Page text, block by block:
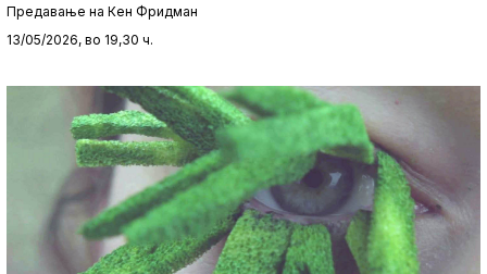
Предавање на Кен Фридман
13/05/2026, во 19,30 ч.